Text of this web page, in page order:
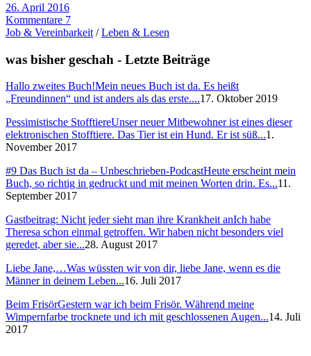
26. April 2016
Kommentare 7
Job & Vereinbarkeit /Leben & Lesen
was bisher geschah - Letzte Beiträge
Hallo zweites Buch!Mein neues Buch ist da. Es heißt
„Freundinnen“ und ist anders als das erste....17. Oktober 2019
Pessimistische StofftiereUnser neuer Mitbewohner ist eines dieser
elektronischen Stofftiere. Das Tier ist ein Hund. Er ist süß...1.
November 2017
#9 Das Buch ist da – Unbeschrieben-PodcastHeute erscheint mein
Buch, so richtig in gedruckt und mit meinen Worten drin. Es...11.
September 2017
Gastbeitrag: Nicht jeder sieht man ihre Krankheit anIch habe
Theresa schon einmal getroffen. Wir haben nicht besonders viel
geredet, aber sie...28. August 2017
Liebe Jane,…Was wüssten wir von dir, liebe Jane, wenn es die
Männer in deinem Leben...16. Juli 2017
Beim FrisörGestern war ich beim Frisör. Während meine
Wimpernfarbe trocknete und ich mit geschlossenen Augen...14. Juli
2017